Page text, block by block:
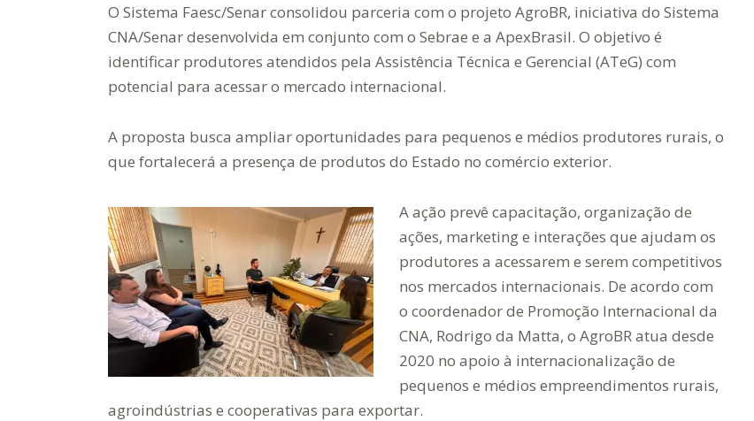
O Sistema Faesc/Senar consolidou parceria com o projeto AgroBR, iniciativa do Sistema
CNA/Senar desenvolvida em conjunto com o Sebrae e a ApexBrasil. O objetivo é
identificar produtores atendidos pela Assistência Técnica e Gerencial (ATeG) com
potencial para acessar o mercado internacional.
A proposta busca ampliar oportunidades para pequenos e médios produtores rurais, o
que fortalecerá a presença de produtos do Estado no comércio exterior.
A ação prevê capacitação, organização de
ações, marketing e interações que ajudam os
produtores a acessarem e serem competitivos
nos mercados internacionais. De acordo com
o coordenador de Promoção Internacional da
CNA, Rodrigo da Matta, o AgroBR atua desde
2020 no apoio à internacionalização de
pequenos e médios empreendimentos rurais,
agroindústrias e cooperativas para exportar.